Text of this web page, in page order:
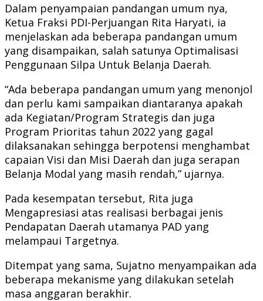
Dalam penyampaian pandangan umum nya,
Ketua Fraksi PDI-Perjuangan Rita Haryati, ia
menjelaskan ada beberapa pandangan umum
yang disampaikan, salah satunya Optimalisasi
Penggunaan Silpa Untuk Belanja Daerah.
“Ada beberapa pandangan umum yang menonjol
dan perlu kami sampaikan diantaranya apakah
ada Kegiatan/Program Strategis dan juga
Program Prioritas tahun 2022 yang gagal
dilaksanakan sehingga berpotensi menghambat
capaian Visi dan Misi Daerah dan juga serapan
Belanja Modal yang masih rendah,” ujarnya.
Pada kesempatan tersebut, Rita juga
Mengapresiasi atas realisasi berbagai jenis
Pendapatan Daerah utamanya PAD yang
melampaui Targetnya.
Ditempat yang sama, Sujatno menyampaikan ada
beberapa mekanisme yang dilakukan setelah
masa anggaran berakhir.